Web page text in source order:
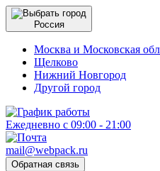
Россия
Москва и Московская
Щелково
Нижний Новгород
Другой город
Ежедневно с 09:00 - 21:00
mail@webpack.ru
Обратная связь